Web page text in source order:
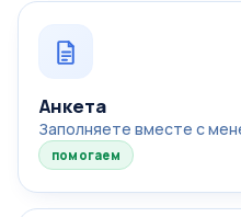
Анкета
Заполняете вместе с
помогаем